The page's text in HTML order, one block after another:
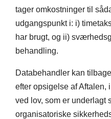
tager omkostninger til
udgangspunkt i: i)
har brugt, og ii)
behandling.
Databehandler kan
efter opsigelse af Aftalen,
ved lov, som er underlagt
organisatoriske